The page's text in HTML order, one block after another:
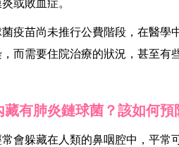
或敗血症。
疫苗尚未推行公費階段，在醫學
而需要住院治療的狀況，甚至有
藏有肺炎鏈球菌？該如何預
會躲藏在人類的鼻咽腔中，平常